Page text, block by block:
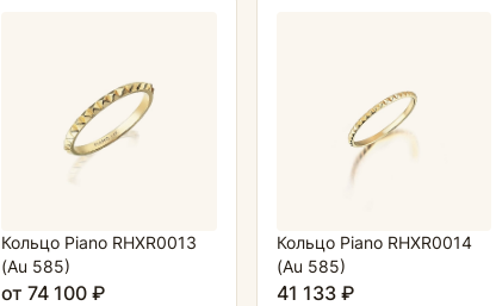
Кольцо Piano RHXR0013
(Au 585)
от 74 100 ₽
Кольцо Piano RHXR0014
(Au 585)
41 133 ₽